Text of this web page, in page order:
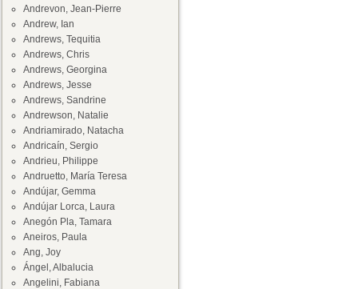
Andrevon, Jean-Pierre
Andrew, Ian
Andrews, Tequitia
Andrews, Chris
Andrews, Georgina
Andrews, Jesse
Andrews, Sandrine
Andrewson, Natalie
Andriamirado, Natacha
Andricaín, Sergio
Andrieu, Philippe
Andruetto, María Teresa
Andújar, Gemma
Andújar Lorca, Laura
Anegón Pla, Tamara
Aneiros, Paula
Ang, Joy
Ángel, Albalucia
Angelini, Fabiana